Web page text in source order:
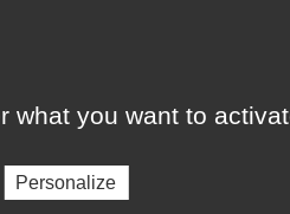
what you want to
Personalize